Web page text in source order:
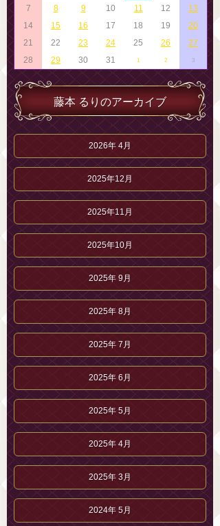
7
8 9 10 11 12
13
14
15 16 17 18 19
20
21
22 23 24 25 26
27
28
29 30 31 1 2 3
藤本 るりのアーカイブ
2026年 4月
2025年12月
2025年11月
2025年10月
2025年 9月
2025年 8月
2025年 7月
2025年 6月
2025年 5月
2025年 4月
2025年 3月
2024年 5月